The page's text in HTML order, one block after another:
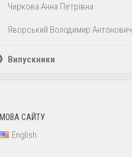
Чиркова Анна Петрівна
Яворський Володимир Антонович
Випускники
МОВА САЙТУ
English